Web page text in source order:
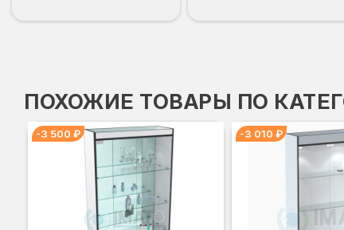
ПОХОЖИЕ ТОВАРЫ ПО
-3 500 ₽ -3 010 ₽